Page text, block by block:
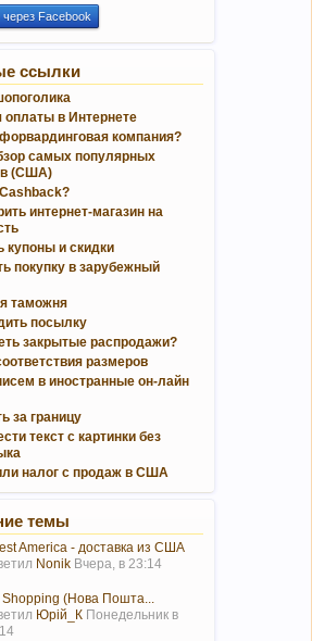
через Facebook
ссылки
оплаты в Интернете
компания?
самых популярных
(США)
интернет-магазин на
купоны и скидки
покупку в зарубежный
таможня
посылку
закрытые распродажи?
размеров
в иностранные он-лайн
за границу
текст с картинки без
налог с продаж в США
темы
America - доставка из США
Nonik Вчера, в 23:14
Shopping (Нова Пошта...
Юрій_К Понедельник в